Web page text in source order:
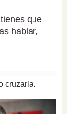
que
hablar,
cruzarla.